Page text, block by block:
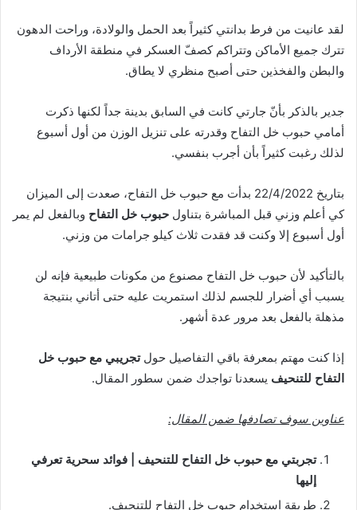
لقد عانيت من فرط بدانتي كثيراً بعد الحمل والولادة، وراحت الدهون
تترك جميع الأماكن وتتراكم كصفّ العسكر في منطقة الأرداف
والبطن والفخذين حتى أصبح منظري لا يطاق.
جدير بالذكر بأنّ جارتي كانت في السابق بدينة جداً لكنها ذكرت
أمامي حبوب خل التفاح وقدرته على تنزيل الوزن من أول أسبوع
لذلك رغبت كثيراً بأن أجرب بنفسي.
بتاريخ 22/4/2022 بدأت مع حبوب خل التفاح، صعدت إلى الميزان
كي أعلم وزني قبل المباشرة بتناول حبوب خل التفاح وبالفعل لم يمر
أول أسبوع إلا وكنت قد فقدت ثلاث كيلو جرامات من وزني.
بالتأكيد لأن حبوب خل التفاح مصنوع من مكونات طبيعية فإنه لن
يسبب أي أضرار للجسم لذلك استمريت عليه حتى أتاني بنتيجة
مذهلة بالفعل بعد مرور عدة أشهر.
إذا كنت مهتم بمعرفة باقي التفاصيل حولتجريبي مع حبوب خل
التفاح للتنحيف يسعدنا تواجدك ضمن سطور المقال.
عناوين سوف تصادفها ضمن المقال:
تجربتي مع حبوب خل التفاح للتنحيف | فوائد سحرية تعرفي
إليها
طريقة استخدام حبوب خل التفاح للتنحيف.